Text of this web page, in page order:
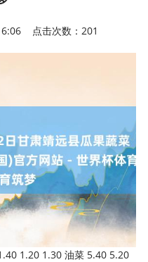
点击次数：201
1.20 1.30 油菜 5.40 5.20